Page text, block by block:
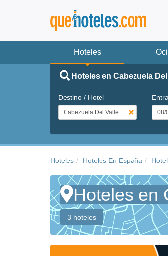
Hoteles
Hoteles en Cabezuela
Destino / Hotel
Hoteles Hoteles En España
Hoteles en
3 hoteles